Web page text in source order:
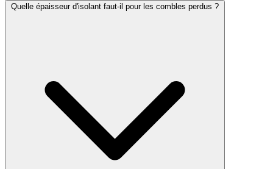
Quelle épaisseur d'isolant faut-il pour les combles perdus ?